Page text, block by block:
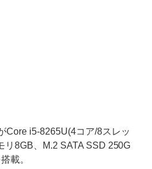
i5-8265U(4コア/8スレッ
リ8GB、M.2 SATA SSD 250G
載。